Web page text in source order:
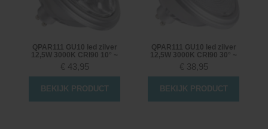
QPAR111 GU10 led zilver
12,5W 3000K CRI90 10° ~
€ 43,95
BEKIJK PRODUCT
QPAR111 GU10 led zilver
12,5W 3000K CRI90 30° ~
€ 38,95
BEKIJK PRODUCT